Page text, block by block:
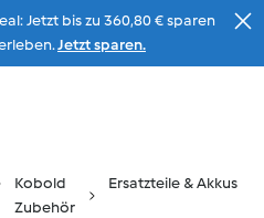
Jetzt bis zu 360,80 € sparen
Jetzt sparen.
Kobold
Zubehör
Ersatzteile & Akkus